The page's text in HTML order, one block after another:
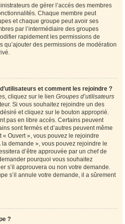
de gérer l’accès des membres
Chaque membre peut
et chaque groupe peut avoir ses
par l’intermédiaire des groupes
rapidement les permissions de
qu’ajouter des permissions de modération
et comment les rejoindre ?
cliquez sur le lien Groupes d’utilisateurs
Si vous souhaitez rejoindre un des
et cliquez sur le bouton approprié.
pas en libre accès. Certains peuvent
sont fermés et d’autres peuvent même
Ouvert », vous pouvez le rejoindre
la demande », vous pouvez rejoindre le
d’être approuvée par un chef de
pourquoi vous souhaitez
s’il approuvera ou non votre demande.
s’il annule votre demande, il a sûrement
?